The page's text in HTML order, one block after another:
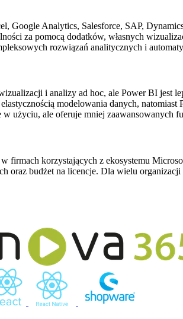
Google Analytics, Salesforce, SAP,
za pomocą dodatków, własnych
rozwiązań analitycznych i
i analizy ad hoc, ale Power BI jest
modelowania danych, natomiast
w użyciu, ale oferuje mniej zaawansowanych
firmach korzystających z ekosystemu
oraz budżet na licencje. Dla wielu